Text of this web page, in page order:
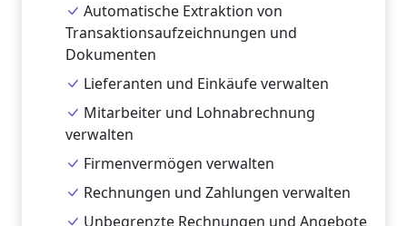
Automatische Extraktion von
Transaktionsaufzeichnungen und
Dokumenten
Lieferanten und Einkäufe verwalten
Mitarbeiter und Lohnabrechnung
verwalten
Firmenvermögen verwalten
Rechnungen und Zahlungen verwalten
Unbegrenzte Rechnungen und Angebote